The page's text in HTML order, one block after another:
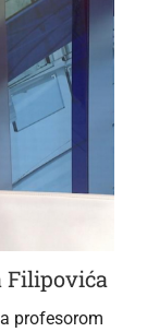
Filipovića
profesorom